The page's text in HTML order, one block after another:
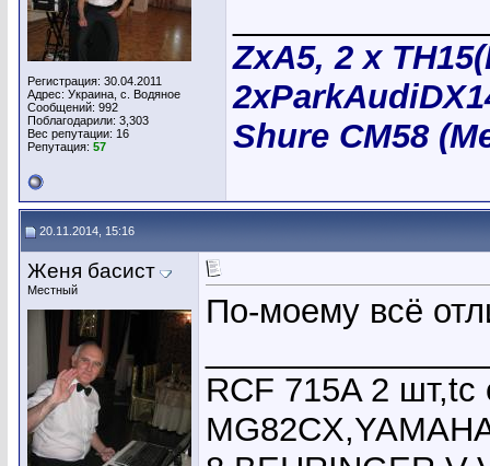
Регистрация: 30.04.2011
Адрес: Украина, с. Водяное
Сообщений: 992
Поблагодарили: 3,303
Вес репутации: 16
Репутация: 57
ZxA5, 2 х
Shure CM58
20.11.2014, 15:16
Женя басист
Местный
По-моему всё
RCF 715A 2 шт,tc